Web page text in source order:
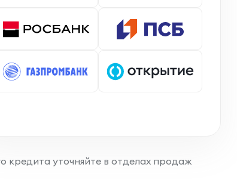
кредита уточняйте в отделах продаж